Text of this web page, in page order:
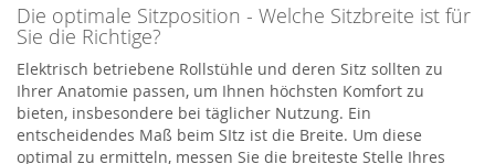
Die optimale Sitzposition - Welche Sitzbreite ist für
Sie die Richtige?
Elektrisch betriebene Rollstühle und deren Sitz sollten zu
Ihrer Anatomie passen, um Ihnen höchsten Komfort zu
bieten, insbesondere bei täglicher Nutzung. Ein
entscheidendes Maß beim SItz ist die Breite. Um diese
optimal zu ermitteln, messen Sie die breiteste Stelle Ihres